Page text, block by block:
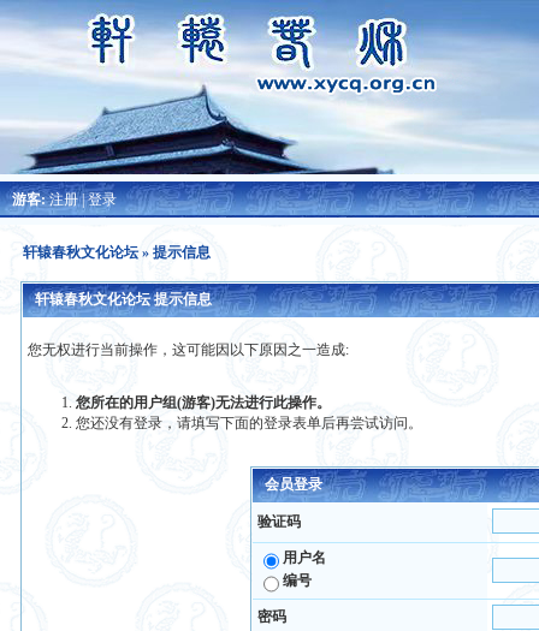
游客:注册|登录
轩辕春秋文化论坛» 提示信息
轩辕春秋文化论坛 提示信息
您无权进行当前操作，这可能因以下原因之一造成:
您所在的用户组(游客)无法进行此操作。
您还没有登录，请填写下面的登录表单后再尝试访问。
会员登录
验证码
用户名
编号
密码